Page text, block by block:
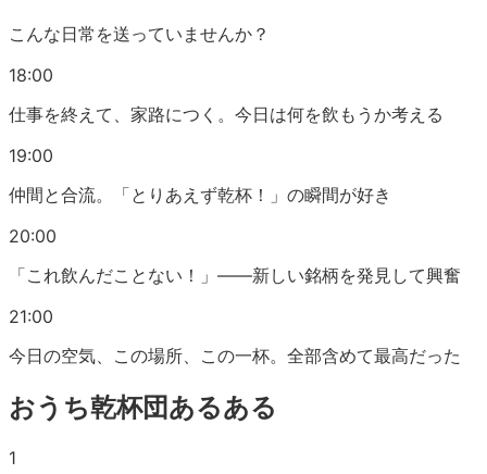
こんな日常を送っていませんか？
18:00
仕事を終えて、家路につく。今日は何を飲もうか考える
19:00
仲間と合流。「とりあえず乾杯！」の瞬間が好き
20:00
「これ飲んだことない！」——新しい銘柄を発見して興奮
21:00
今日の空気、この場所、この一杯。全部含めて最高だった
おうち乾杯団あるある
1